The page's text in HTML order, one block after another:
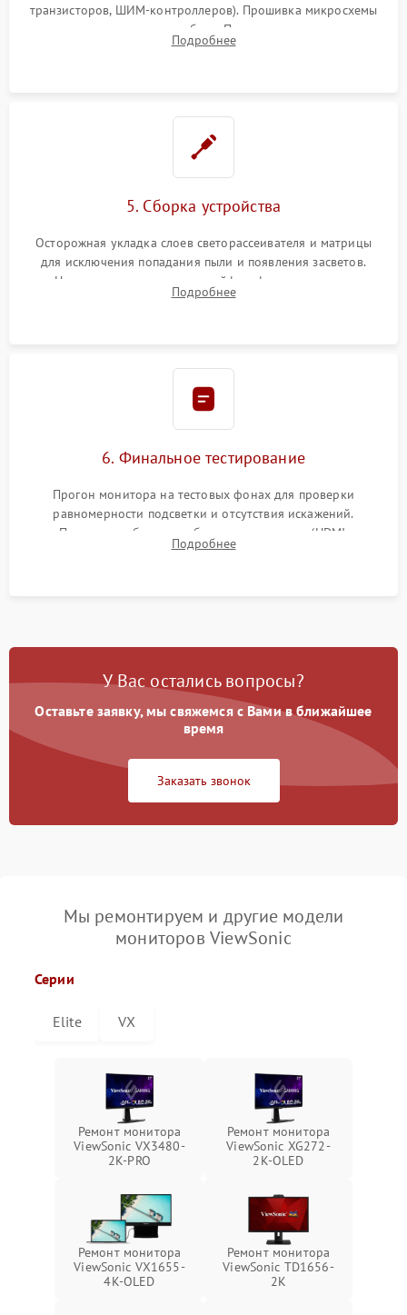
транзисторов, ШИМ-контроллеров). Прошивка микросхемы
памяти при программных сбоях. При поломке подсветки —
разборка матрицы и замена выгоревших светодиодов.
Подробнее
5. Сборка устройства
Осторожная укладка слоев светорассеивателя и матрицы
для исключения попадания пыли и появления засветов.
Надежное подключение шлейфов, фиксация плат и
аккуратное защелкивание пластикового корпуса монитора.
Подробнее
6. Финальное тестирование
Прогон монитора на тестовых фонах для проверки
равномерности подсветки и отсутствия искажений.
Проверка работоспособности всех портов (HDMI,
DisplayPort, VGA) и кнопок управления под нагрузкой в
Подробнее
У Вас остались вопросы?
Оставьте заявку, мы свяжемся с Вами в ближайшее
время
Заказать звонок
Мы ремонтируем и другие модели
мониторов ViewSonic
Серии
Elite VX
Ремонт монитора
ViewSonic VX3480-
2K-PRO
Ремонт монитора
ViewSonic XG272-
2K-OLED
Ремонт монитора
ViewSonic VX1655-
4K-OLED
Ремонт монитора
ViewSonic TD1656-
2K